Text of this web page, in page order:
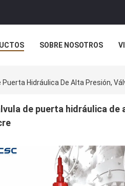
SOBRE NOSOTROS
Puerta Hidráulica De Alta Presión,
de puerta hidráulica de